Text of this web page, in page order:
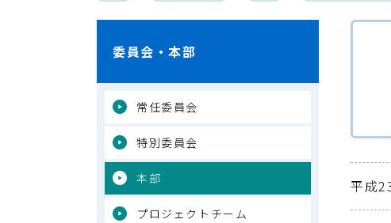
平成
委員会・本部
常任委員会
特別委員会
本部
プロジェクトチーム